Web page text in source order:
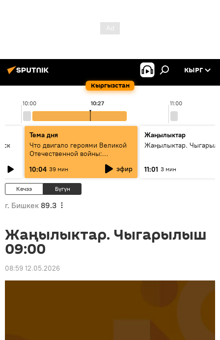
Кыргызстан
КЫРГ
10:00 11:00
10:27
Тема дня
Что двигало героями Великой
Отечественной войны:
Тулебердиева
10:04 39 мин эфир
Жаңылыктар
Жаңылыктар.
11:01 3 мин
Кечээ Бүгүн
г. Бишкек 89.3
Жаңылыктар. Чыгарылыш
09:00
08:59 12.05.2026